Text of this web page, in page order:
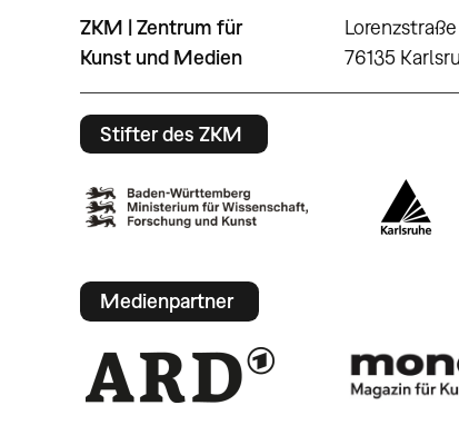
ZKM | Zentrum für
Kunst und Medien
Lorenzstraße
76135
Stifter des ZKM
Medienpartner